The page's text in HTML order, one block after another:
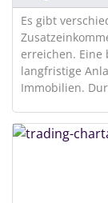
Es gibt
erreichen.
langfristige
Immobilien.